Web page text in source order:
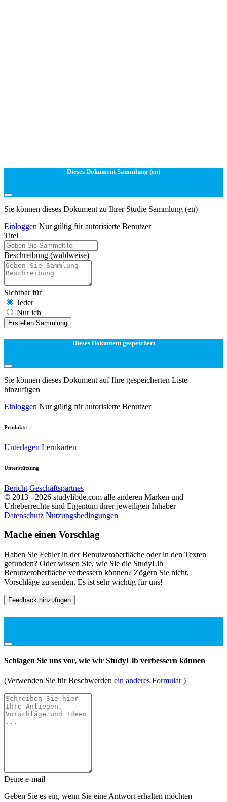
Dieses Dokument Sammlung (en)
Sie können dieses Dokument zu Ihrer Studie Sammlung (en)
Einloggen Nur gültig für autorisierte Benutzer
Titel
Beschreibung (wahlweise)
Sichtbar für
Jeder
Nur ich
Erstellen Sammlung
Dieses Dokument gespeichert
Sie können dieses Dokument auf Ihre gespeicherten Liste
hinzufügen
Einloggen Nur gültig für autorisierte Benutzer
Produkte
Unterlagen Lernkarten
Unterstützung
Bericht Geschäftspartnes
© 2013 - 2026 studylibde.com alle anderen Marken und
Urheberrechte sind Eigentum ihrer jeweiligen Inhaber
Datenschutz Nutzungsbedingungen
Mache einen Vorschlag
Haben Sie Fehler in der Benutzeroberfläche oder in den Texten
gefunden? Oder wissen Sie, wie Sie die StudyLib
Benutzeroberfläche verbessern können? Zögern Sie nicht,
Vorschläge zu senden. Es ist sehr wichtig für uns!
Feedback hinzufügen
Schlagen Sie uns vor, wie wir StudyLib verbessern können
(Verwenden Sie für Beschwerden ein anderes Formular)
Deine e-mail
Geben Sie es ein, wenn Sie eine Antwort erhalten möchten